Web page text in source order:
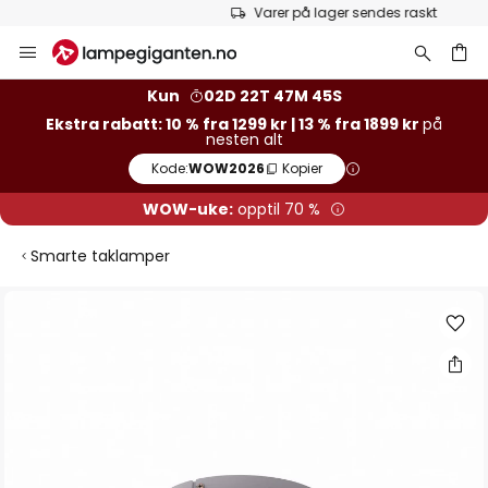
Varer på lager sendes raskt
Hopp
til
Kun
02D 22T 47M 45S
Ekstra rabatt: 10 % fra 1299 kr | 13 % fra 1899 kr på
nesten alt
Kode:WOW2026 Kopier
WOW-uke: opptil 70 %
Smarte taklamper